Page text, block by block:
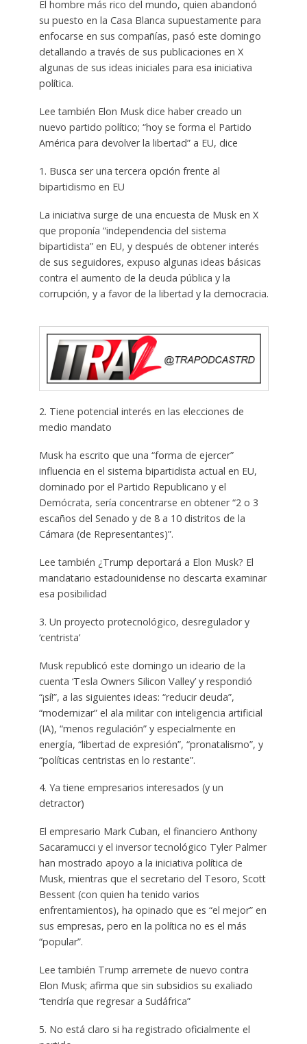
El hombre más rico del mundo, quien abandonó
su puesto en la Casa Blanca supuestamente para
enfocarse en sus compañías, pasó este domingo
detallando a través de sus publicaciones en X
algunas de sus ideas iniciales para esa iniciativa
política.
Lee también Elon Musk dice haber creado un
nuevo partido político; “hoy se forma el Partido
América para devolver la libertad” a EU, dice
1. Busca ser una tercera opción frente al
bipartidismo en EU
La iniciativa surge de una encuesta de Musk en X
que proponía “independencia del sistema
bipartidista” en EU, y después de obtener interés
de sus seguidores, expuso algunas ideas básicas
contra el aumento de la deuda pública y la
corrupción, y a favor de la libertad y la democracia.
2. Tiene potencial interés en las elecciones de
medio mandato
Musk ha escrito que una “forma de ejercer”
influencia en el sistema bipartidista actual en EU,
dominado por el Partido Republicano y el
Demócrata, sería concentrarse en obtener “2 o 3
escaños del Senado y de 8 a 10 distritos de la
Cámara (de Representantes)”.
Lee también ¿Trump deportará a Elon Musk? El
mandatario estadounidense no descarta examinar
esa posibilidad
3. Un proyecto protecnológico, desregulador y
‘centrista’
Musk republicó este domingo un ideario de la
cuenta ‘Tesla Owners Silicon Valley’ y respondió
“¡sí!”, a las siguientes ideas: “reducir deuda”,
“modernizar” el ala militar con inteligencia artificial
(IA), “menos regulación” y especialmente en
energía, “libertad de expresión”, “pronatalismo”, y
“políticas centristas en lo restante”.
4. Ya tiene empresarios interesados (y un
detractor)
El empresario Mark Cuban, el financiero Anthony
Sacaramucci y el inversor tecnológico Tyler Palmer
han mostrado apoyo a la iniciativa política de
Musk, mientras que el secretario del Tesoro, Scott
Bessent (con quien ha tenido varios
enfrentamientos), ha opinado que es “el mejor” en
sus empresas, pero en la política no es el más
“popular”.
Lee también Trump arremete de nuevo contra
Elon Musk; afirma que sin subsidios su exaliado
“tendría que regresar a Sudáfrica”
5. No está claro si ha registrado oficialmente el